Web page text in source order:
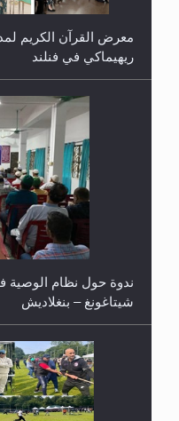
معرض القرآن الكريم
ريهيماكي في فنلند
ندوة حول نظام الوصية
شيتاغونغ – بنغلاديش